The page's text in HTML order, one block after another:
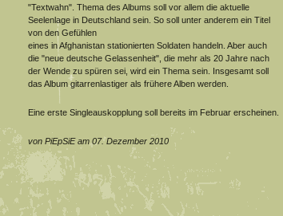
"Textwahn". Thema des Albums soll vor allem die aktuelle
Seelenlage in Deutschland sein. So soll unter anderem ein Titel
von den Gefühlen
eines in Afghanistan stationierten Soldaten handeln. Aber auch
die "neue deutsche Gelassenheit", die mehr als 20 Jahre nach
der Wende zu spüren sei, wird ein Thema sein. Insgesamt soll
das Album gitarrenlastiger als frühere Alben werden.
Eine erste Singleauskopplung soll bereits im Februar erscheinen.
von PiEpSiE am 07. Dezember 2010